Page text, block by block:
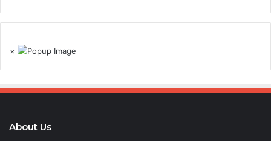
×
About Us